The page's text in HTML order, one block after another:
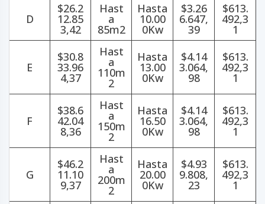
D
$26.2
12.85
3,42
Hast
a
85m2
Hasta
10.00
0Kw
$3.26
6.647,
39
$613.
492,3
1
E
$30.8
33.96
4,37
Hast
a
110m
2
Hasta
13.00
0Kw
$4.14
3.064,
98
$613.
492,3
1
F
$38.6
42.04
8,36
Hast
a
150m
2
Hasta
16.50
0Kw
$4.14
3.064,
98
$613.
492,3
1
G
$46.2
11.10
9,37
Hast
a
200m
2
Hasta
20.00
0Kw
$4.93
9.808,
23
$613.
492,3
1